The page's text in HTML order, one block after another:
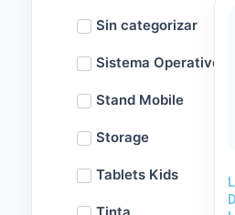
Sin categorizar
Sistema Operativo
Stand Mobile
Storage
Tablets Kids